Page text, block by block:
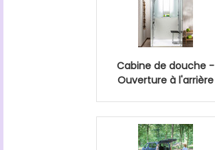
Cabine de douche -
Ouverture à l'arrière